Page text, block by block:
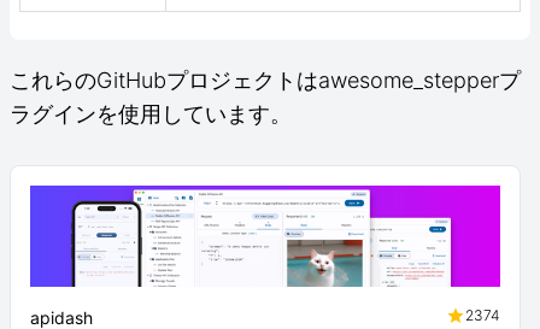
これらのGitHubプロジェクトはawesome_stepperプ
ラグインを使用しています。
apidash
2374